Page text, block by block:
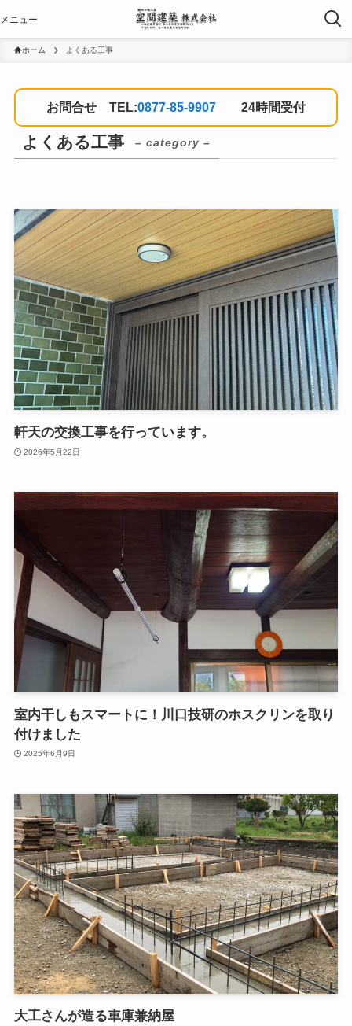
ホーム よくある工事
お問合せ TEL:0877-85-9907 24時間受付
よくある工事 – category –
軒天の交換工事を行っています。
2026年5月22日
室内干しもスマートに！川口技研のホスクリンを取り
付けました
2025年6月9日
大工さんが造る車庫兼納屋